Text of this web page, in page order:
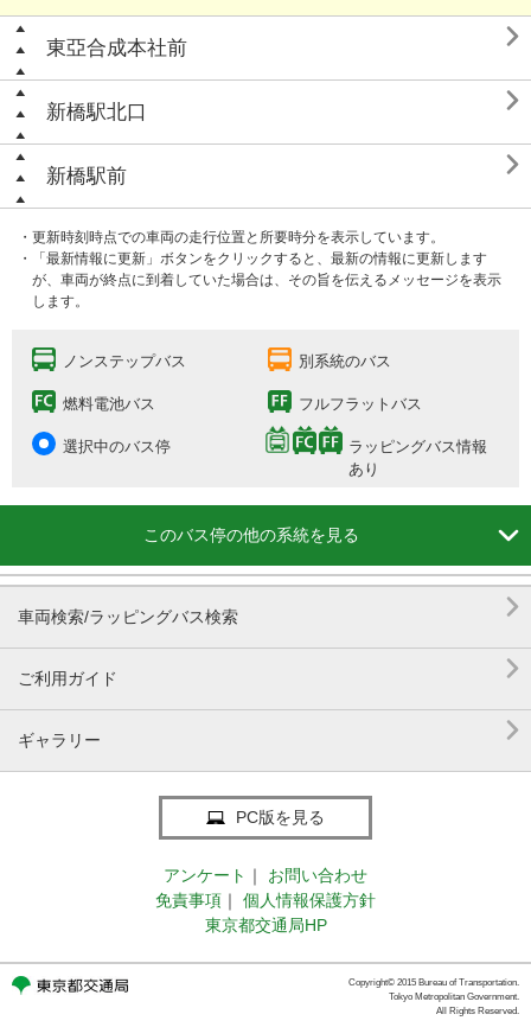
東亞合成本社前 
新橋駅北口 
新橋駅前 
・更新時刻時点での車両の走行位置と所要時分を表示しています。
・「最新情報に更新」ボタンをクリックすると、最新の情報に更新します
が、車両が終点に到着していた場合は、その旨を伝えるメッセージを表示
します。
ノンステップバス 別系統のバス
燃料電池バス フルフラットバス
選択中のバス停
ラッピングバス情報
あり
このバス停の他の系統を見る 
車両検索/ラッピングバス検索 
ご利用ガイド 
ギャラリー 
PC版を見る
アンケート ｜
お問い合わせ
免責事項 ｜
個人情報保護方針
東京都交通局HP
Copyright© 2015 Bureau of Transportation.
Tokyo Metropolitan Government.
All Rights Reserved.